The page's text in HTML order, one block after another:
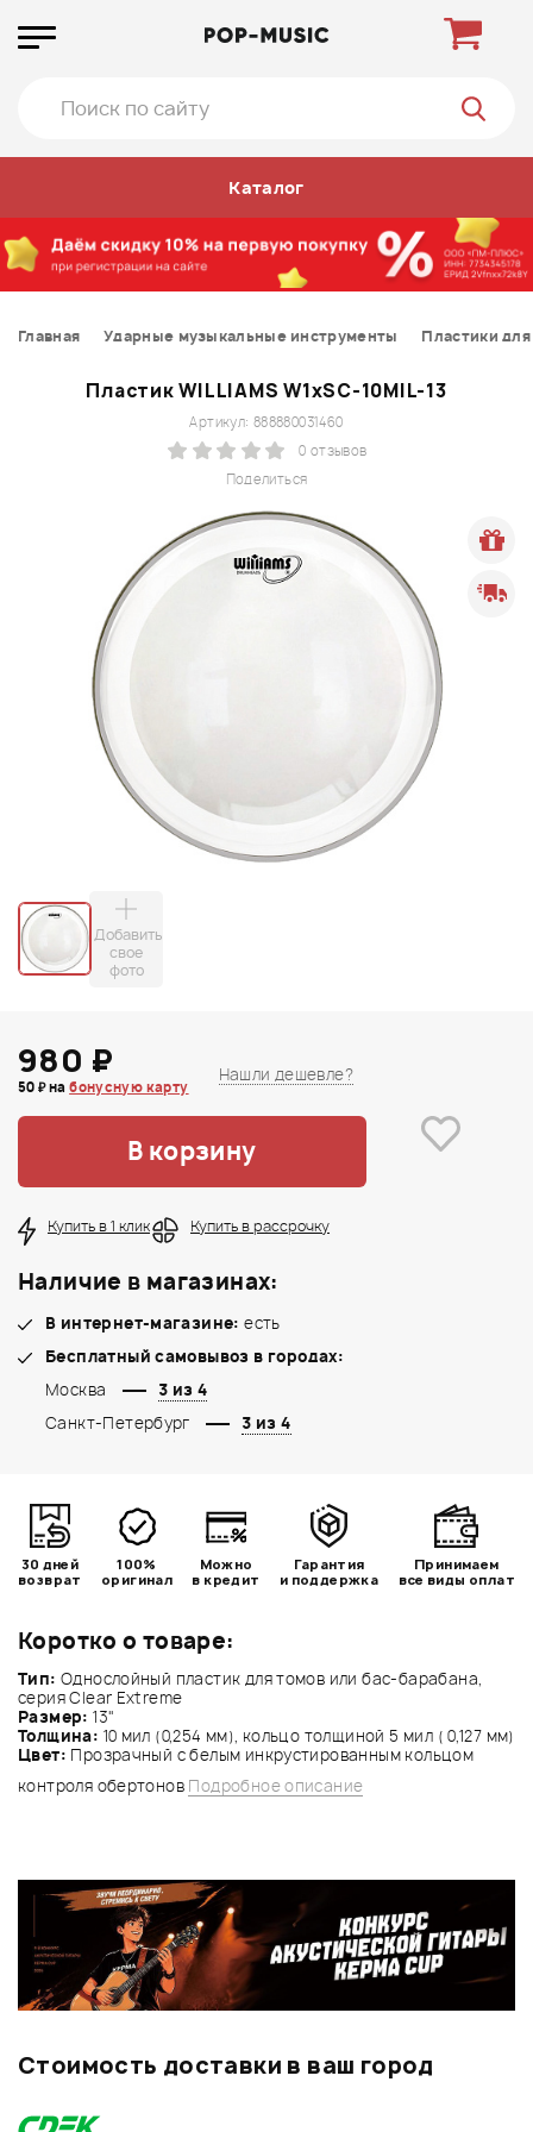
Каталог
Главная Ударные музыкальные инструменты Пластики
Пластик WILLIAMS W1xSC-10MIL-13
Поделиться
Артикул: 888880031460
0 отзывов
Добавить
свое
фото
Коротко о товаре:
Тип: Однослойный пластик для томов или бас-барабана,
серия Clear Extreme
Размер:13"
Толщина: 10 мил (0,254 мм), кольцо толщиной 5 мил ( 0,127 мм)
Цвет: Прозрачный с белым инкрустированным кольцом
контроля обертонов Подробное описание
980 ₽
50 ₽ набонусную карту
Нашли дешевле?
В корзину
Купить в 1 клик Купить в рассрочку
Наличие в магазинах:
В интернет-магазине: есть
Бесплатный самовывоз в городах:
Москва
3 из 4
Санкт-Петербург
3 из 4
30 дней
возврат
100%
оригинал
Можно
в кредит
Гарантия
и поддержка
Принимаем
все виды оплат
Стоимость доставки в ваш город